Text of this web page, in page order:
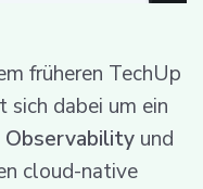
früheren TechUp
dabei um ein
Observability und
cloud-native